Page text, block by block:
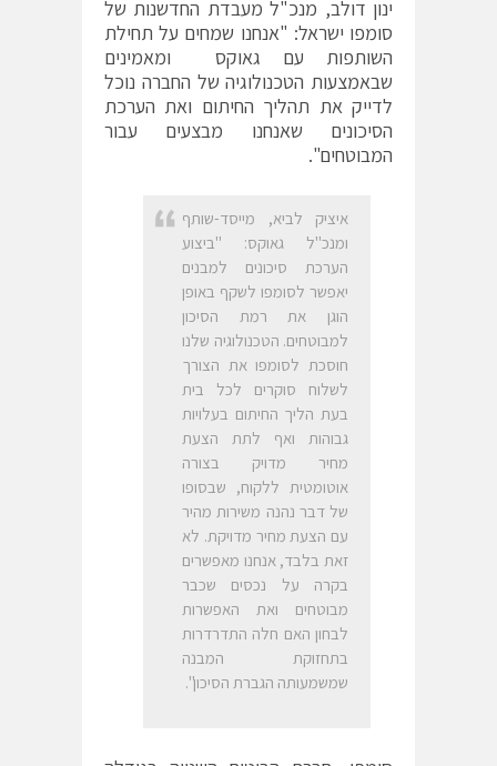
ינון דולב, מנכ"ל מעבדת החדשנות של
סומפו ישראל: "אנחנו שמחים על תחילת
השותפות עם גאוקס ומאמינים
שבאמצעות הטכנולוגיה של החברה נוכל
לדייק את תהליך החיתום ואת הערכת
הסיכונים שאנחנו מבצעים עבור
המבוטחים".
איציק לביא, מייסד-שותף
ומנכ"ל גאוקס: "ביצוע
הערכת סיכונים למבנים
יאפשר לסומפו לשקף באופן
הוגן את רמת הסיכון
למבוטחים. הטכנולוגיה שלנו
חוסכת לסומפו את הצורך
לשלוח סוקרים לכל בית
בעת הליך החיתום בעלויות
גבוהות ואף לתת הצעת
מחיר מדויק בצורה
אוטומטית ללקוח, שבסופו
של דבר נהנה משירות מהיר
עם הצעת מחיר מדויקת. לא
זאת בלבד, אנחנו מאפשרים
בקרה על נכסים שכבר
מבוטחים ואת האפשרות
לבחון האם חלה התדרדרות
בתחזוקת המבנה
שמשמעותה הגברת הסיכון".